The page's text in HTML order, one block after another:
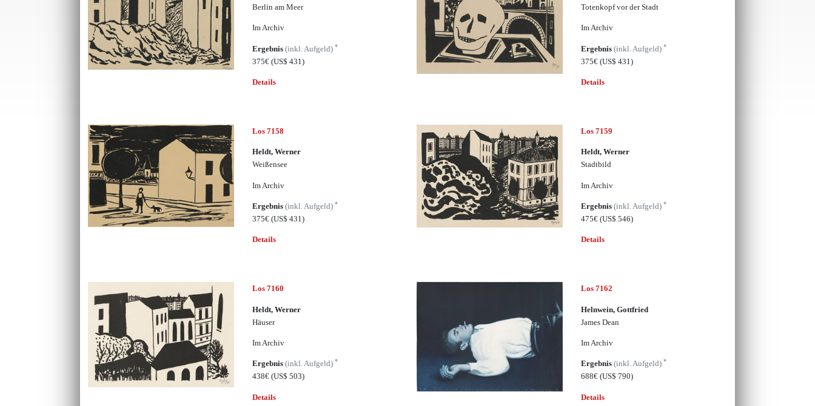
Berlin am Meer
Im Archiv
Ergebnis(inkl. Aufgeld)*
375€(US$ 431)
Details
Totenkopf vor der Stadt
Im Archiv
Ergebnis (inkl. Aufgeld) *
375€ (US$ 431)
Details
Los 7158
Heldt, Werner
Weißensee
Im Archiv
Ergebnis(inkl. Aufgeld)*
375€(US$ 431)
Details
Los 7159
Heldt, Werner
Stadtbild
Im Archiv
Ergebnis (inkl. Aufgeld) *
475€ (US$ 546)
Details
Los 7160
Heldt, Werner
Häuser
Im Archiv
Ergebnis(inkl. Aufgeld)*
438€(US$ 503)
Details
Los 7162
Helnwein, Gottfried
James Dean
Im Archiv
Ergebnis (inkl. Aufgeld) *
688€ (US$ 790)
Details